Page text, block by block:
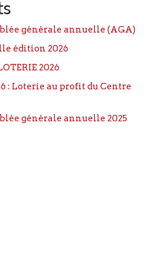
générale annuelle (AGA)
édition 2026
2026
: Loterie au profit du Centre
générale annuelle 2025